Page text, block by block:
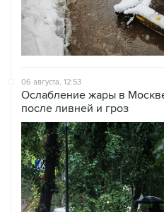
06 августа, 12:53
Ослабление жары в
после ливней и гроз